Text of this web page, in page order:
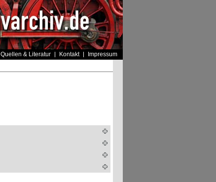
Quellen & Literatur Kontakt Impressum